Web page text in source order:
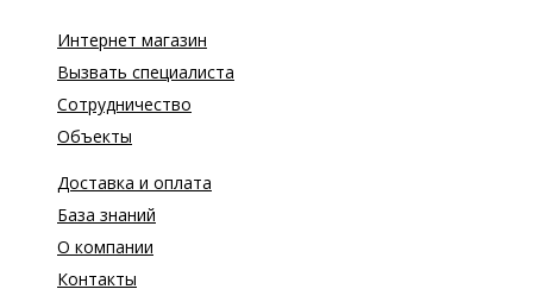
Интернет магазин
Вызвать специалиста
Сотрудничество
Объекты
Доставка и оплата
База знаний
О компании
Контакты